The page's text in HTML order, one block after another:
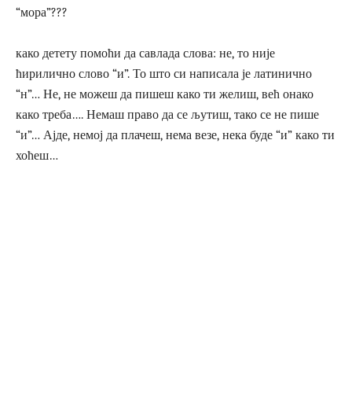
“мора”???
како детету помоћи да савлада слова: не, то није
ћирилично слово “и”. То што си написала је латинично
“н”… Не, не можеш да пишеш како ти желиш, већ онако
како треба…. Немаш право да се љутиш, тако се не пише
“и”… Ајде, немој да плачеш, нема везе, нека буде “и” како ти
хоћеш…